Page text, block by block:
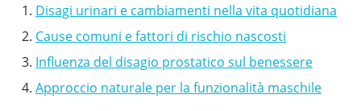
Disagi urinari e cambiamenti nella vita quotidiana
Cause comuni e fattori di rischio nascosti
Influenza del disagio prostatico sul benessere
Approccio naturale per la funzionalità maschile